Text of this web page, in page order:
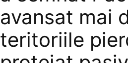
avansat mai
teritoriile